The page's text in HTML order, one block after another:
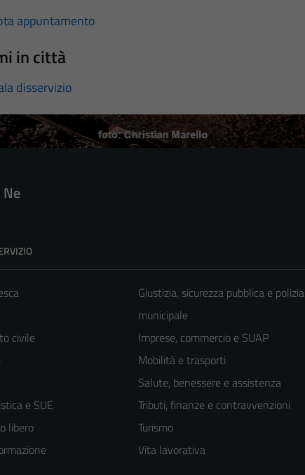
appuntamento
in città
disservizio
civile
e SUE
libero
Giustizia, sicurezza pubblica e polizia
municipale
Imprese, commercio e SUAP
Mobilità e trasporti
Salute, benessere e assistenza
Tributi, finanze e contravvenzioni
Turismo
Vita lavorativa